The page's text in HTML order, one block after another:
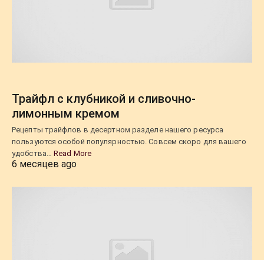
Трайфл с клубникой и сливочно-
лимонным кремом
Рецепты трайфлов в десертном разделе нашего ресурса
пользуются особой популярностью. Совсем скоро для вашего
удобства… Read More
6 месяцев ago